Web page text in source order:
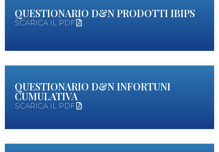
QUESTIONARIO D&N PRODOTTI IBIPS
SCARICA IL PDF
QUESTIONARIO D&N INFORTUNI
CUMULATIVA
SCARICA IL PDF